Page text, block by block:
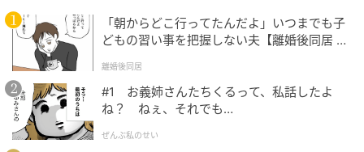
また、ベドウェル氏は過去に別の小型船で北極圏への
単独航海を成功させた経験を持つベテラン航海士でも
ある。危険について問われると、「挑戦することが好
きなんです」と語り、リスクを受け入れる覚悟を示し
た。
「朝からどこ行ってたんだよ」いつまでも子
どもの習い事を把握しない夫【離婚後同居 Vo
離婚後同居
#1 お義姉さんたちくるって、私話したよ
ね？ ねぇ、それでも…
ぜんぶ私のせい